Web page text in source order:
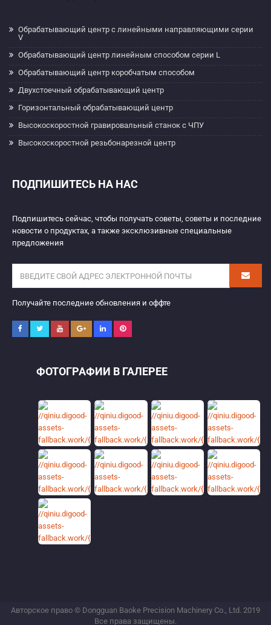
Обрабатывающий центр с линейными направляющими серии
V
Обрабатывающий центр линейным способом серии L
Обрабатывающий центр коробчатым способом
Двухстоечный обрабатывающий центр
Горизонтальный обрабатывающий центр
Высокоскоростной гравировальный станок с ЧПУ
Высокоскоростной резьбонарезной центр
ПОДПИШИТЕСЬ НА НАС
Подпишитесь сейчас, чтобы получать советы, советы и последние
новости о продуктах, а также эксклюзивные специальные
предложения
Получайте последние обновления и оффте
ФОТОГРАФИИ В ГАЛЕРЕЕ
Авторское право © Dongguan Baoke Precision Machinery Co., Ltd. 2019
Все права защищены.